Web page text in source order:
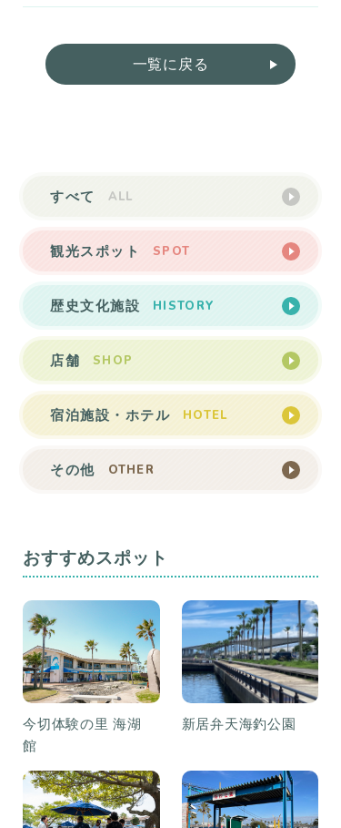
一覧に戻る
ALL
すべて
SPOT
観光スポット
HISTORY
歴史文化施設
SHOP
店舗
HOTEL
宿泊施設・ホテル
OTHER
その他
おすすめスポット
今切体験の里 海湖
館
新居弁天海釣公園